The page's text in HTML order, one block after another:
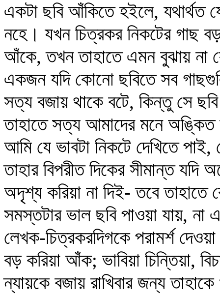
একটা ছবি আঁকিতে হইলে, যথার্থত
নহে। যখন চিত্রকর নিকটের গাছ
আঁকে, তখন তাহাতে এমন বুঝায় না
একজন যদি কোনো ছবিতে সব
সত্য বজায় থাকে বটে, কিন্তু সে
তাহাতে সত্য আমাদের মনে অঙ্কিত
আমি যে ভাবটা নিকটে দেখিতে
তাহার বিপরীত দিকের সীমান্ত
অদৃশ্য করিয়া না দিই- তবে তাহাতে
সমস্তটার ভাল ছবি পাওয়া যায়,
লেখক-চিত্রকরদিগকে পরামর্শ
বড় করিয়া আঁক; ভাবিয়া চিন্তিয়া,
ন্যায়কে বজায় রাখিবার জন্য